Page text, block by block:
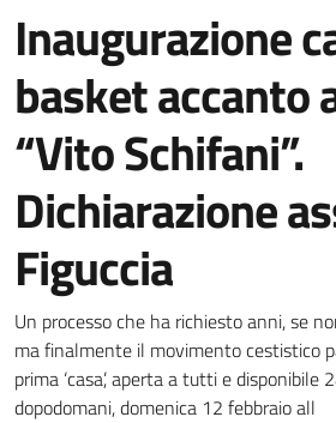
Inaugurazione
basket accanto
“Vito Schifani”.
Dichiarazione
Figuccia
Dettagli della
Un processo che ha richiesto anni, se
ma finalmente il movimento cestistico
prima ‘casa’, aperta a tutti e disponibile
dopodomani, domenica 12 febbraio all